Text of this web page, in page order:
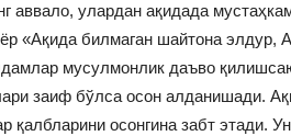
аввало, улардан ақидада
«Ақида билмаган шайтона элдур,
мусулмонлик даъво
заиф бўлса осон алданишади.
қалбларини осонгина забт этади.